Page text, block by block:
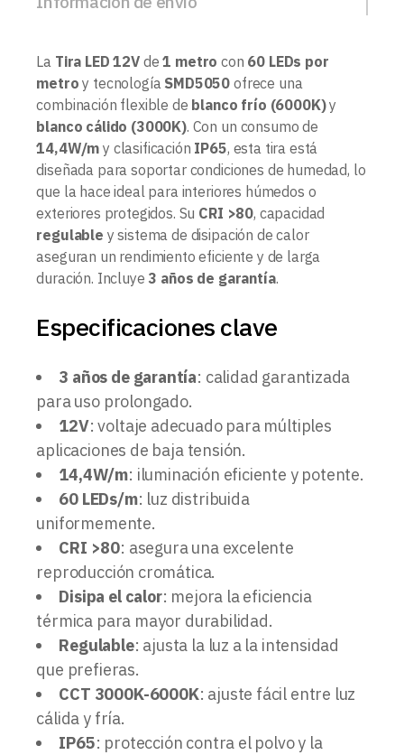
La Tira LED 12Vde1 metro con 60 LEDs por
metro y tecnología SMD5050 ofrece una
combinación flexible de blanco frío (6000K)y
blanco cálido (3000K). Con un consumo de
14,4W/m y clasificación IP65, esta tira está
diseñada para soportar condiciones de humedad, lo
que la hace ideal para interiores húmedos o
exteriores protegidos. Su CRI >80, capacidad
regulable y sistema de disipación de calor
aseguran un rendimiento eficiente y de larga
duración. Incluye 3 años de garantía.
Especificaciones clave
3 años de garantía: calidad garantizada
para uso prolongado.
12V: voltaje adecuado para múltiples
aplicaciones de baja tensión.
14,4W/m: iluminación eficiente y potente.
60 LEDs/m: luz distribuida
uniformemente.
CRI >80: asegura una excelente
reproducción cromática.
Disipa el calor: mejora la eficiencia
térmica para mayor durabilidad.
Regulable: ajusta la luz a la intensidad
que prefieras.
CCT 3000K-6000K: ajuste fácil entre luz
cálida y fría.
IP65: protección contra el polvo y la